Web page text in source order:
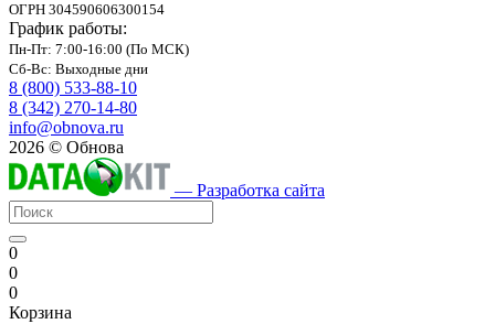
ОГРН 304590606300154
График работы:
Пн-Пт: 7:00-16:00 (По МСК)
Сб-Вс: Выходные дни
8 (800) 533-88-10
8 (342) 270-14-80
info@obnova.ru
2026 © Обнова
— Разработка сайта
0
0
0
Корзина